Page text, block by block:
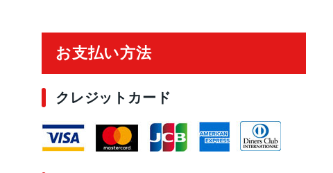
お支払い方法
クレジットカード